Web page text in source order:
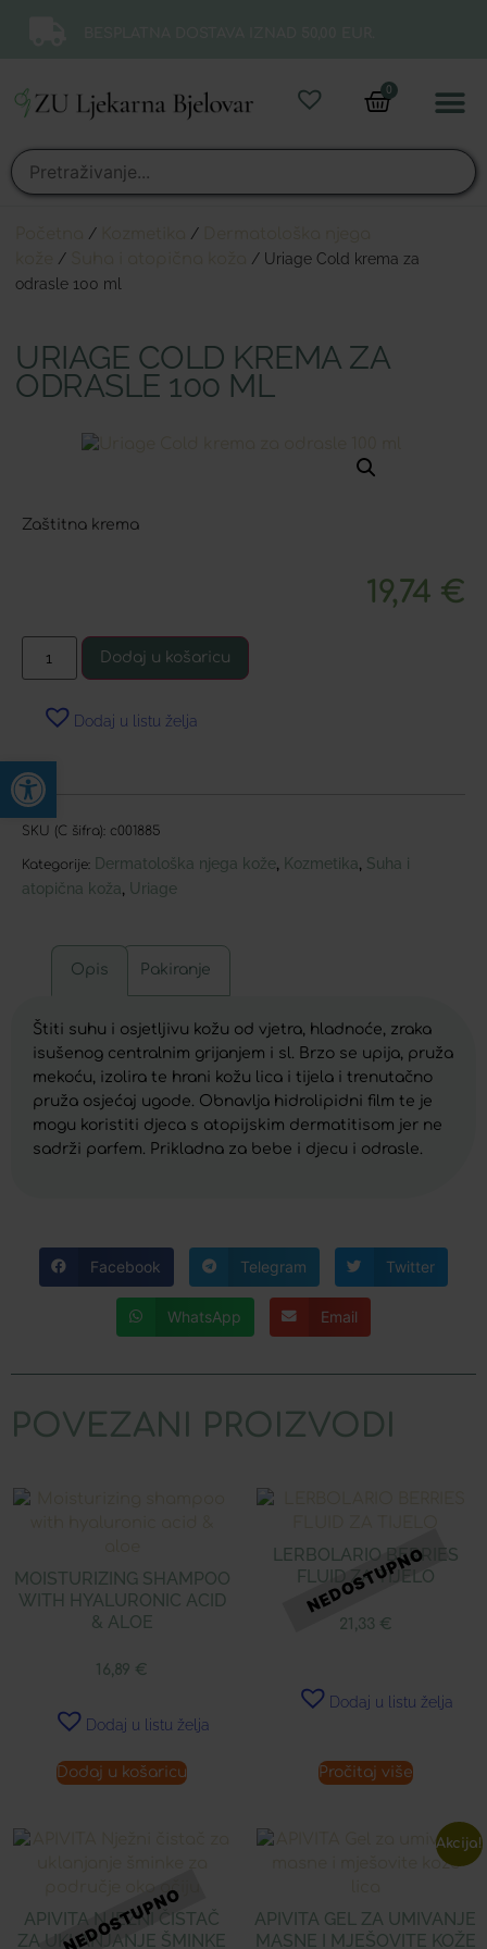
Open toolbar
0
/ /
/
/ Uriage Cold krema za
odrasle 100 ml
URIAGE COLD KREMA ZA
ODRASLE 100 ML
Zaštitna krema
19,74 €
Dodaj u košaricu
Dodaj u listu želja
SKU (C šifra): c001885
Kategorije: Dermatološka njega kože, Kozmetika, Suha i
atopična koža, Uriage
Opis Pakiranje
Štiti suhu i osjetljivu kožu od vjetra, hladnoće, zraka
isušenog centralnim grijanjem i sl. Brzo se upija, pruža
mekoću, izolira te hrani kožu lica i tijela i trenutačno
pruža osjećaj ugode. Obnavlja hidrolipidni film te je
mogu koristiti djeca s atopijskim dermatitisom jer ne
sadrži parfem. Prikladna za bebe i djecu i odrasle.
Facebook Telegram Twitter
WhatsApp Email
POVEZANI PROIZVODI
MOISTURIZING SHAMPOO
WITH HYALURONIC ACID
& ALOE
16,89 €
Dodaj u listu želja
Dodaj u košaricu
LERBOLARIO BERRIES
FLUID ZA TIJELO
21,33 €
Dodaj u listu želja
Pročitaj više
APIVITA NJEŽNI ČISTAČ
ZA UKLANJANJE ŠMINKE
Akcija!
APIVITA GEL ZA UMIVANJE
MASNE I MJEŠOVITE KOŽE